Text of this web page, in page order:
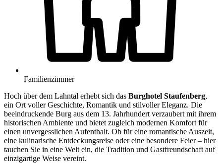
Familienzimmer
Hoch über dem Lahntal erhebt sich das Burghotel Staufenberg,
ein Ort voller Geschichte, Romantik und stilvoller Eleganz. Die
beeindruckende Burg aus dem 13. Jahrhundert verzaubert mit ihrem
historischen Ambiente und bietet zugleich modernen Komfort für
einen unvergesslichen Aufenthalt. Ob für eine romantische Auszeit,
eine kulinarische Entdeckungsreise oder eine besondere Feier – hier
tauchen Sie in eine Welt ein, die Tradition und Gastfreundschaft auf
einzigartige Weise vereint.